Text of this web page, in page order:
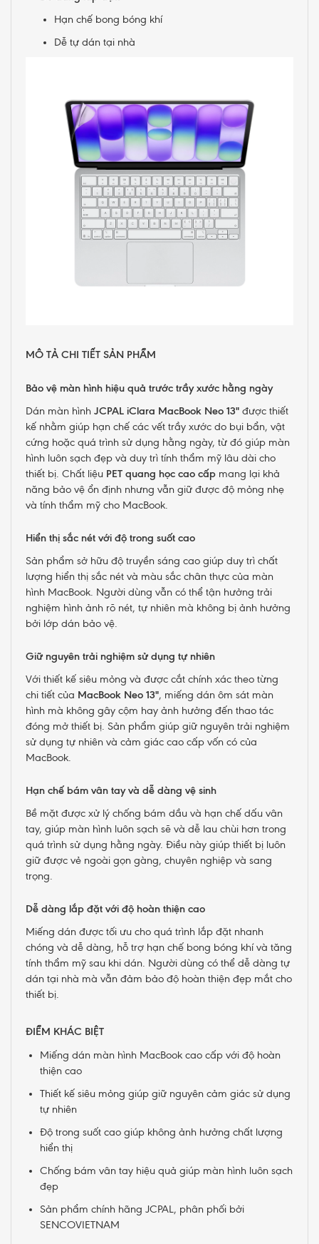
Hạn chế bong bóng khí
Dễ tự dán tại nhà
MÔ TẢ CHI TIẾT SẢN PHẨM
Bảo vệ màn hình hiệu quả trước trầy xước hằng ngày
Dán màn hình JCPAL iClara MacBook Neo 13" được thiết
kế nhằm giúp hạn chế các vết trầy xước do bụi bẩn, vật
cứng hoặc quá trình sử dụng hằng ngày, từ đó giúp màn
hình luôn sạch đẹp và duy trì tính thẩm mỹ lâu dài cho
thiết bị. Chất liệu PET quang học cao cấp mang lại khả
năng bảo vệ ổn định nhưng vẫn giữ được độ mỏng nhẹ
và tính thẩm mỹ cho MacBook.
Hiển thị sắc nét với độ trong suốt cao
Sản phẩm sở hữu độ truyền sáng cao giúp duy trì chất
lượng hiển thị sắc nét và màu sắc chân thực của màn
hình MacBook. Người dùng vẫn có thể tận hưởng trải
nghiệm hình ảnh rõ nét, tự nhiên mà không bị ảnh hưởng
bởi lớp dán bảo vệ.
Giữ nguyên trải nghiệm sử dụng tự nhiên
Với thiết kế siêu mỏng và được cắt chính xác theo từng
chi tiết của MacBook Neo 13", miếng dán ôm sát màn
hình mà không gây cộm hay ảnh hưởng đến thao tác
đóng mở thiết bị. Sản phẩm giúp giữ nguyên trải nghiệm
sử dụng tự nhiên và cảm giác cao cấp vốn có của
MacBook.
Hạn chế bám vân tay và dễ dàng vệ sinh
Bề mặt được xử lý chống bám dầu và hạn chế dấu vân
tay, giúp màn hình luôn sạch sẽ và dễ lau chùi hơn trong
quá trình sử dụng hằng ngày. Điều này giúp thiết bị luôn
giữ được vẻ ngoài gọn gàng, chuyên nghiệp và sang
trọng.
Dễ dàng lắp đặt với độ hoàn thiện cao
Miếng dán được tối ưu cho quá trình lắp đặt nhanh
chóng và dễ dàng, hỗ trợ hạn chế bong bóng khí và tăng
tính thẩm mỹ sau khi dán. Người dùng có thể dễ dàng tự
dán tại nhà mà vẫn đảm bảo độ hoàn thiện đẹp mắt cho
thiết bị.
ĐIỂM KHÁC BIỆT
Miếng dán màn hình MacBook cao cấp với độ hoàn
thiện cao
Thiết kế siêu mỏng giúp giữ nguyên cảm giác sử dụng
tự nhiên
Độ trong suốt cao giúp không ảnh hưởng chất lượng
hiển thị
Chống bám vân tay hiệu quả giúp màn hình luôn sạch
đẹp
Sản phẩm chính hãng JCPAL, phân phối bởi
SENCOVIETNAM